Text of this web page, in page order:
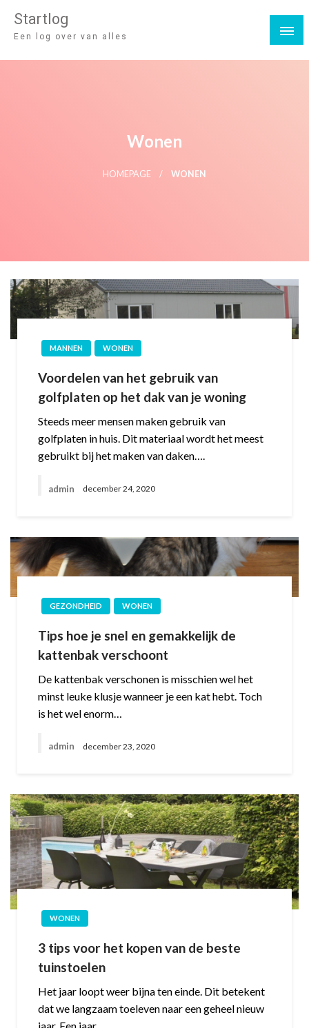
Startlog
Een log over van alles
Wonen
HOMEPAGE WONEN
MANNEN WONEN
Voordelen van het gebruik van
golfplaten op het dak van je woning
Steeds meer mensen maken gebruik van
golfplaten in huis. Dit materiaal wordt het meest
gebruikt bij het maken van daken….
admin december 24, 2020
GEZONDHEID WONEN
Tips hoe je snel en gemakkelijk de
kattenbak verschoont
De kattenbak verschonen is misschien wel het
minst leuke klusje wanneer je een kat hebt. Toch
is het wel enorm…
admin december 23, 2020
WONEN
3 tips voor het kopen van de beste
tuinstoelen
Het jaar loopt weer bijna ten einde. Dit betekent
dat we langzaam toeleven naar een geheel nieuw